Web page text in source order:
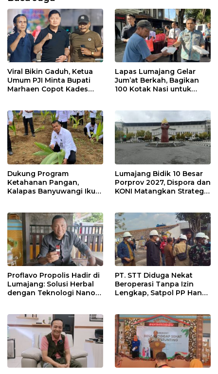
Viral Bikin Gaduh, Ketua
Umum PJI Minta Bupati
Marhaen Copot Kades
Lapas Lumajang Gelar
Jum’at Berkah, Bagikan
100 Kotak Nasi untuk
Dukung Program
Ketahanan Pangan,
Kalapas Banyuwangi Ikuti
Ngajum
Lumajang Bidik 10 Besar
Porprov 2027, Dispora dan
KONI Matangkan Strategi
Proflavo Propolis Hadir di
Lumajang: Solusi Herbal
dengan Teknologi Nano
PT. STT Diduga Nekat
Beroperasi Tanpa Izin
Lengkap, Satpol PP Hanya